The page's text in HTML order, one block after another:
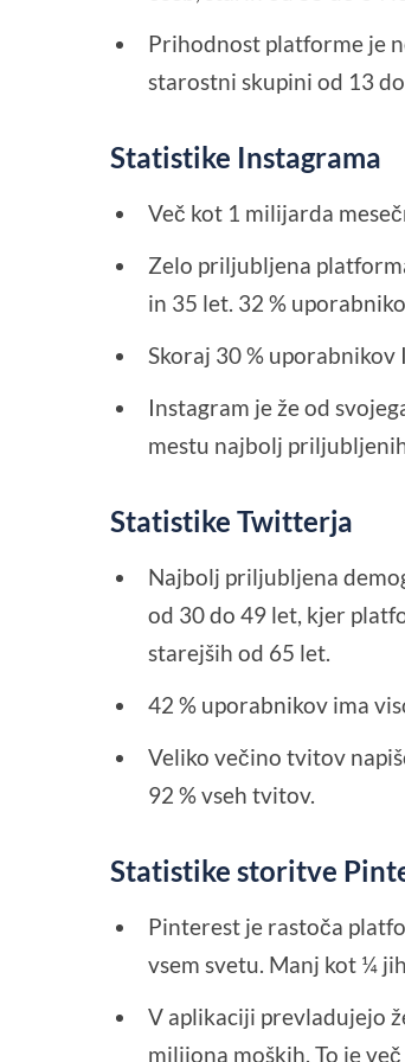
Prihodnost platforme je
starostni skupini od 13
Statistike Instagrama
Več kot 1 milijarda
Zelo priljubljena
in 35 let. 32 %
Skoraj 30 %
Instagram je že od
mestu najbolj
Statistike Twitterja
Najbolj priljubljena
od 30 do 49 let, kjer
starejših od 65 let.
42 % uporabnikov ima
Veliko večino tvitov
92 % vseh tvitov.
Statistike storitve
Pinterest je rastoča
vsem svetu. Manj kot ¼
V aplikaciji prevladujejo
milijona moških. To je